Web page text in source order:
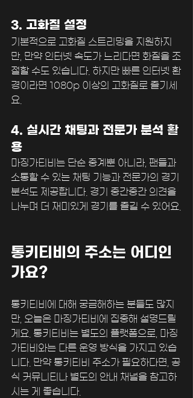
3. 고화질 설정
기본적으로 고화질 스트리밍을 지원하지
만, 만약 인터넷 속도가 느리다면 화질을 조
절할 수도 있습니다. 하지만 빠른 인터넷 환
경이라면 1080p 이상의 고화질로 즐기세
요.
4. 실시간 채팅과 전문가 분석 활
용
마징가티비는 단순 중계뿐 아니라, 팬들과
소통할 수 있는 채팅 기능과 전문가의 경기
분석도 제공합니다. 경기 중간중간 의견을
나누며 더 재미있게 경기를 즐길 수 있어요.
통키티비의 주소는 어디인
가요?
통키티비에 대해 궁금해하는 분들도 많지
만, 오늘은 마징가티비에 집중해 설명드릴
게요. 통키티비는 별도의 플랫폼으로, 마징
가티비와는 다른 운영 방식을 가지고 있습
니다. 만약 통키티비 주소가 필요하다면, 공
식 커뮤니티나 별도의 안내 채널을 참고하
시는 게 좋습니다.